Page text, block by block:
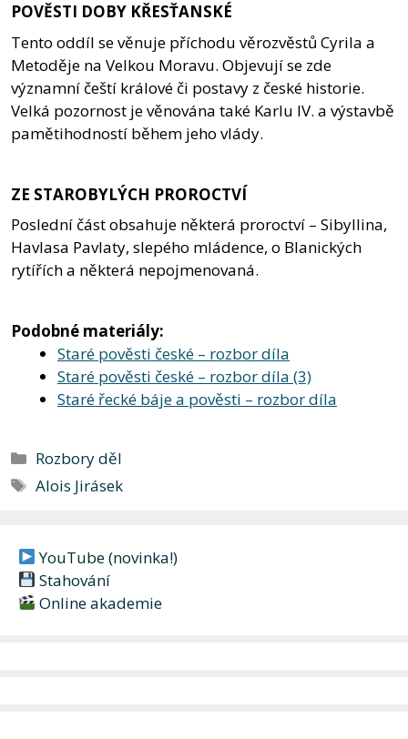
POVĚSTI DOBY KŘESŤANSKÉ
Tento oddíl se věnuje příchodu věrozvěstů Cyrila a
Metoděje na Velkou Moravu. Objevují se zde
významní čeští králové či postavy z české historie.
Velká pozornost je věnována také Karlu IV. a výstavbě
pamětihodností během jeho vlády.
ZE STAROBYLÝCH PROROCTVÍ
Poslední část obsahuje některá proroctví – Sibyllina,
Havlasa Pavlaty, slepého mládence, o Blanických
rytířích a některá nepojmenovaná.
Podobné materiály:
Staré pověsti české – rozbor díla
Staré pověsti české – rozbor díla (3)
Staré řecké báje a pověsti – rozbor díla
Rubriky
Rozbory děl
Štítky
Alois Jirásek
YouTube (novinka!)
Stahování
Online akademie